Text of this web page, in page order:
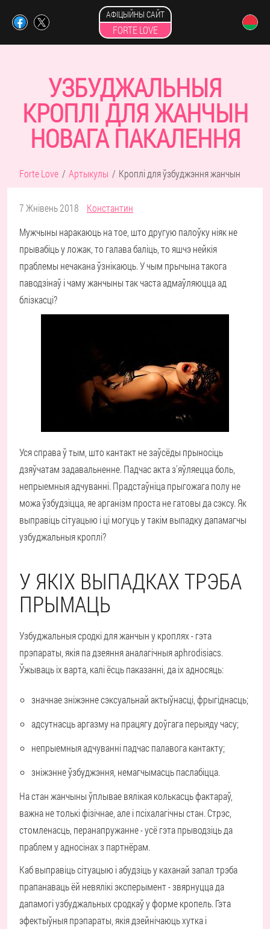
АФІЦЫЙНЫ САЙТ
FORTE LOVE
УЗБУДЖАЛЬНЫЯ
КРОПЛІ ДЛЯ ЖАНЧЫН
НОВАГА ПАКАЛЕННЯ
Forte Love Артыкулы Кроплі для ўзбуджэння жанчын
7 Жнівень 2018
Константин
Мужчыны наракаюць на тое, што другую палоўку ніяк не
прывабіць у ложак, то галава баліць, то яшчэ нейкія
праблемы нечакана ўзнікаюць. У чым прычына такога
паводзінаў і чаму жанчыны так часта адмаўляюцца ад
блізкасці?
Уся справа ў тым, што кантакт не заўсёды прыносіць
дзяўчатам задавальненне. Падчас акта з'яўляецца боль,
непрыемныя адчуванні. Прадстаўніца прыгожага полу не
можа ўзбудзіцца, яе арганізм проста не гатовы да сэксу. Як
выправіць сітуацыю і ці могуць у такім выпадку дапамагчы
узбуджальныя кроплі?
У ЯКІХ ВЫПАДКАХ ТРЭБА
ПРЫМАЦЬ
Узбуджальныя сродкі для жанчын у кроплях - гэта
прэпараты, якія па дзеяння аналагічныя aphrodisiacs.
Ўжываць іх варта, калі ёсць паказанні, да іх адносяць:
значнае зніжэнне сэксуальнай актыўнасці, фрыгіднасць;
адсутнасць аргазму на працягу доўгага перыяду часу;
непрыемныя адчуванні падчас палавога кантакту;
зніжэнне ўзбуджэння, немагчымасць паслабіцца.
На стан жанчыны ўплывае вялікая колькасць фактараў,
важна не толькі фізічнае, але і псіхалагічны стан. Стрэс,
стомленасць, перанапружанне - усё гэта прыводзіць да
праблем у адносінах з партнёрам.
Каб выправіць сітуацыю і абудзіць у каханай запал трэба
прапанаваць ёй невялікі эксперымент - звярнуцца да
дапамогі узбуджальных сродкаў у форме кропель. Гэта
эфектыўныя прэпараты, якія дзейнічаюць хутка і